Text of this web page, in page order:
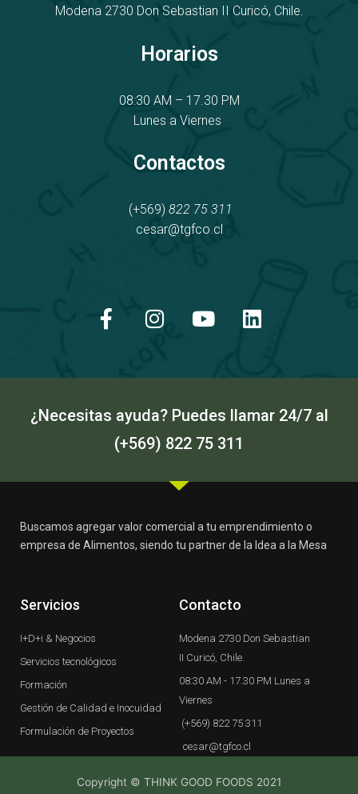
Modena 2730 Don Sebastian II Curicó, Chile.
Horarios
08:30 AM – 17.30 PM
Lunes a Viernes
Contactos
(+569) 822 75 311
cesar@tgfco.cl
c
e
o
k
s
t
g
a
m
u
t
b
n
k
d
n
¿Necesitas ayuda? Puedes llamar 24/7 al
(+569) 822 75 311
Buscamos agregar valor comercial a tu emprendimiento o
empresa de Alimentos, siendo tu partner de la Idea a la Mesa
Servicios
I+D+i & Negocios
Servicios tecnológicos
Formación
Gestión de Calidad e Inocuidad
Formulación de Proyectos
Contacto
Modena 2730 Don Sebastian
II Curicó, Chile.
08:30 AM - 17.30 PM Lunes a
Viernes
(+569) 822 75 311
cesar@tgfco.cl
Copyright © THINK GOOD FOODS 2021